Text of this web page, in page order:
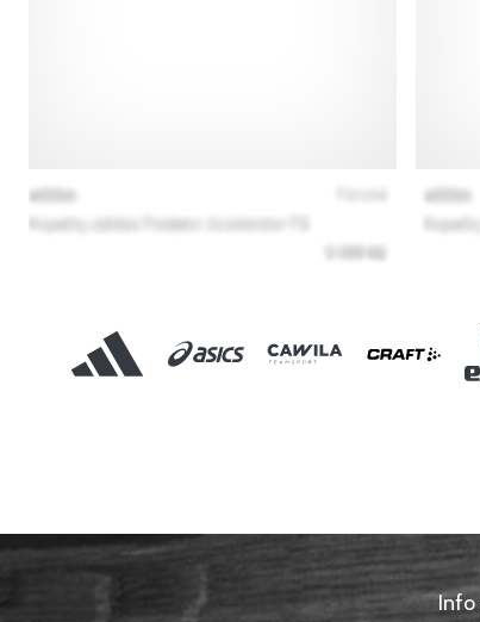
Info